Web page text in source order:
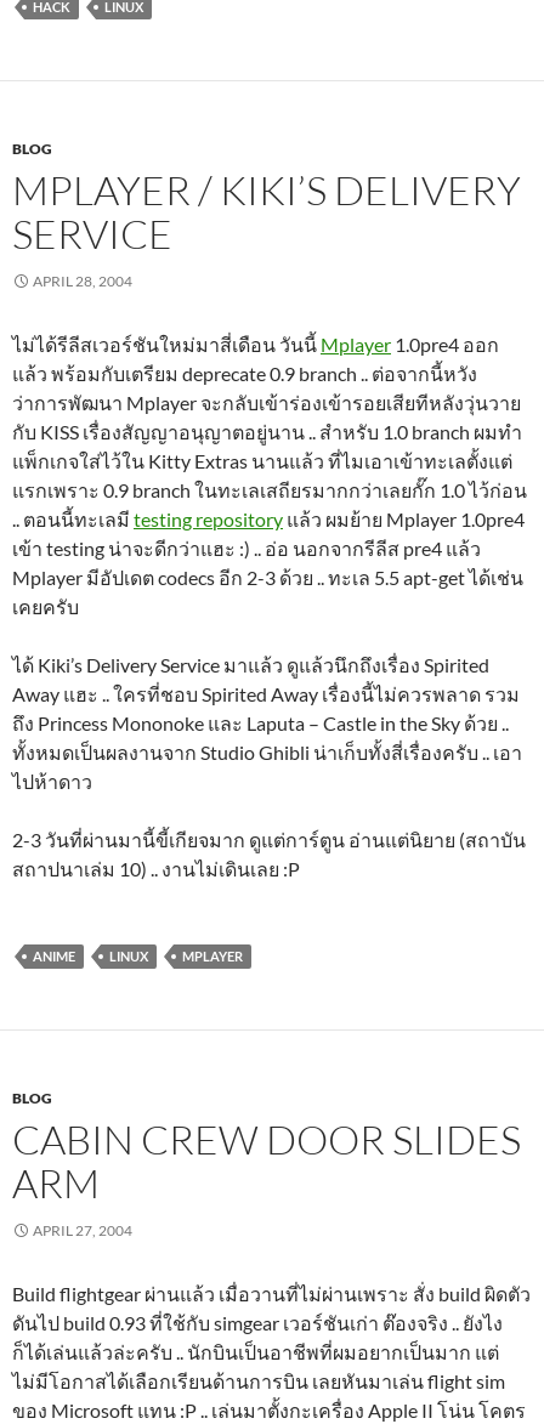
HACK LINUX
BLOG
MPLAYER / KIKI’S DELIVERY
SERVICE
APRIL 28, 2004
ไม่ได้รีลีสเวอร์ชันใหม่มาสี่เดือน วันนี้ Mplayer 1.0pre4 ออก
แล้ว พร้อมกับเตรียม deprecate 0.9 branch .. ต่อจากนี้หวัง
ว่าการพัฒนา Mplayer จะกลับเข้าร่องเข้ารอยเสียทีหลังวุ่นวาย
กับ KISS เรื่องสัญญาอนุญาตอยู่นาน .. สำหรับ 1.0 branch ผมทำ
แพ็กเกจใส่ไว้ใน Kitty Extras นานแล้ว ที่ไมเอาเข้าทะเลตั้งแต่
แรกเพราะ 0.9 branch ในทะเลเสถียรมากกว่าเลยกั๊ก 1.0 ไว้ก่อน
.. ตอนนี้ทะเลมี testing repository แล้ว ผมย้าย Mplayer 1.0pre4
เข้า testing น่าจะดีกว่าแฮะ :) .. อ่อ นอกจากรีลีส pre4 แล้ว
Mplayer มีอัปเดต codecs อีก 2-3 ด้วย .. ทะเล 5.5 apt-get ได้เช่น
เคยครับ
ได้ Kiki’s Delivery Service มาแล้ว ดูแล้วนึกถึงเรื่อง Spirited
Away แฮะ .. ใครที่ชอบ Spirited Away เรื่องนี้ไม่ควรพลาด รวม
ถึง Princess Mononoke และ Laputa – Castle in the Sky ด้วย ..
ทั้งหมดเป็นผลงานจาก Studio Ghibli น่าเก็บทั้งสี่เรื่องครับ .. เอา
ไปห้าดาว
2-3 วันที่ผ่านมานี้ขี้เกียจมาก ดูแต่การ์ตูน อ่านแต่นิยาย (สถาบัน
สถาปนาเล่ม 10) .. งานไม่เดินเลย :P
ANIME LINUX MPLAYER
BLOG
CABIN CREW DOOR SLIDES
ARM
APRIL 27, 2004
Build flightgear ผ่านแล้ว เมื่อวานที่ไม่ผ่านเพราะ สั่ง build ผิดตัว
ดันไป build 0.93 ที่ใช้กับ simgear เวอร์ชันเก่า ต๊องจริง .. ยังไง
ก็ได้เล่นแล้วล่ะครับ .. นักบินเป็นอาชีพที่ผมอยากเป็นมาก แต่
ไม่มีโอกาสได้เลือกเรียนด้านการบิน เลยหันมาเล่น flight sim
ของ Microsoft แทน :P .. เล่นมาตั้งกะเครื่อง Apple II โน่น โคตร